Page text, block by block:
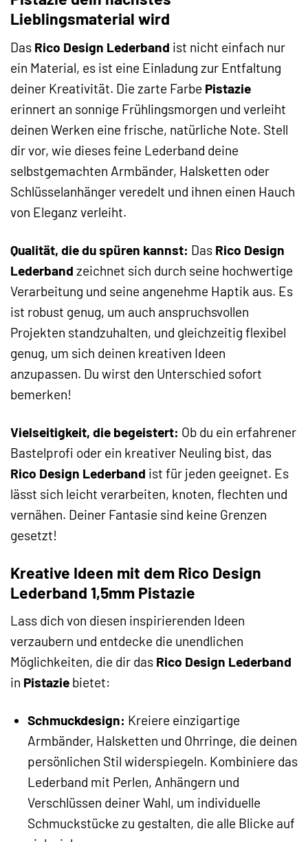
Lieblingsmaterial wird
Das Rico Design Lederband ist nicht einfach nur
ein Material, es ist eine Einladung zur Entfaltung
deiner Kreativität. Die zarte Farbe Pistazie
erinnert an sonnige Frühlingsmorgen und verleiht
deinen Werken eine frische, natürliche Note. Stell
dir vor, wie dieses feine Lederband deine
selbstgemachten Armbänder, Halsketten oder
Schlüsselanhänger veredelt und ihnen einen Hauch
von Eleganz verleiht.
Qualität, die du spüren kannst: Das Rico Design
Lederband zeichnet sich durch seine hochwertige
Verarbeitung und seine angenehme Haptik aus. Es
ist robust genug, um auch anspruchsvollen
Projekten standzuhalten, und gleichzeitig flexibel
genug, um sich deinen kreativen Ideen
anzupassen. Du wirst den Unterschied sofort
bemerken!
Vielseitigkeit, die begeistert: Ob du ein erfahrener
Bastelprofi oder ein kreativer Neuling bist, das
Rico Design Lederband ist für jeden geeignet. Es
lässt sich leicht verarbeiten, knoten, flechten und
vernähen. Deiner Fantasie sind keine Grenzen
gesetzt!
Kreative Ideen mit dem Rico Design
Lederband 1,5mm Pistazie
Lass dich von diesen inspirierenden Ideen
verzaubern und entdecke die unendlichen
Möglichkeiten, die dir das Rico Design Lederband
in Pistazie bietet:
Schmuckdesign: Kreiere einzigartige
Armbänder, Halsketten und Ohrringe, die deinen
persönlichen Stil widerspiegeln. Kombiniere das
Lederband mit Perlen, Anhängern und
Verschlüssen deiner Wahl, um individuelle
Schmuckstücke zu gestalten, die alle Blicke auf